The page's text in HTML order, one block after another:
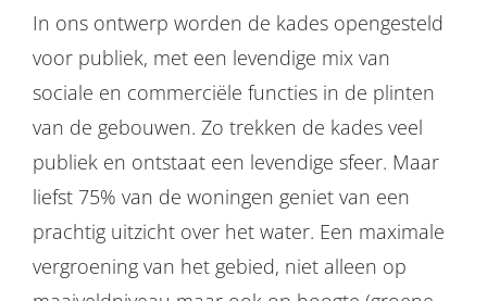
In ons ontwerp worden de kades opengesteld
voor publiek, met een levendige mix van
sociale en commerciële functies in de plinten
van de gebouwen. Zo trekken de kades veel
publiek en ontstaat een levendige sfeer. Maar
liefst 75% van de woningen geniet van een
prachtig uitzicht over het water. Een maximale
vergroening van het gebied, niet alleen op